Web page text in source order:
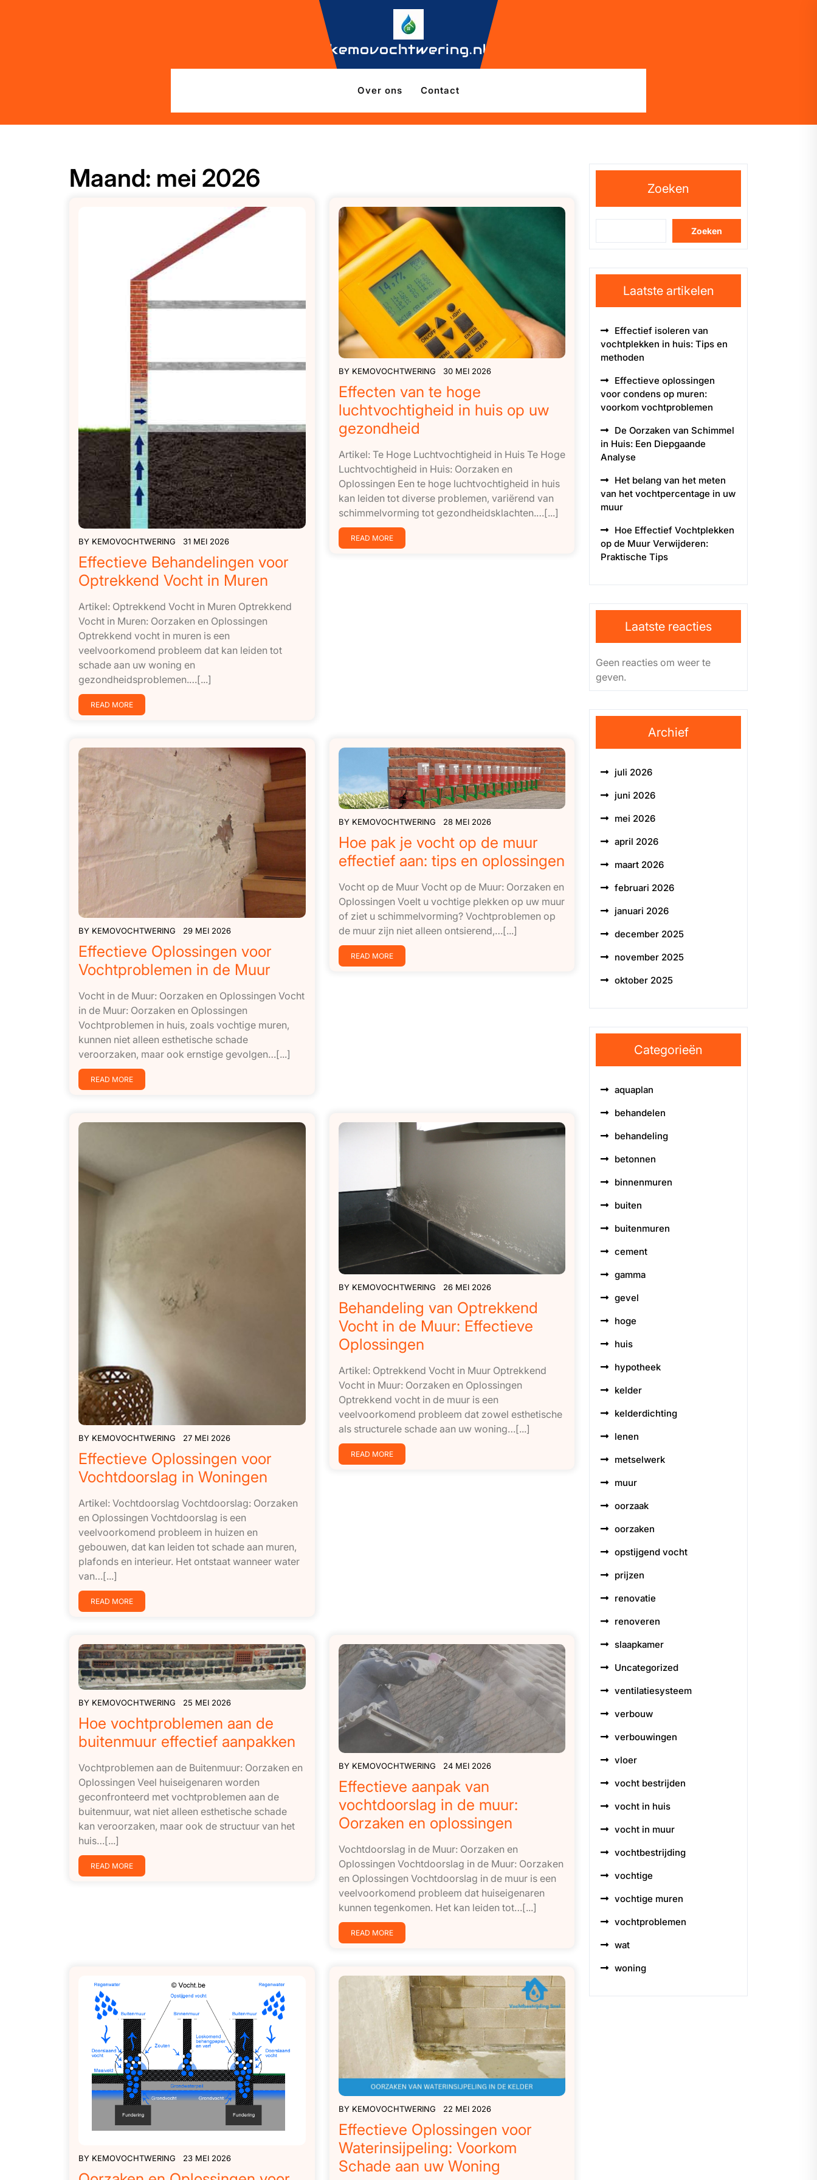
kemovochtwering.nl
Over ons Contact
Maand: mei 2026
BY KEMOVOCHTWERING 31 MEI 2026
Effectieve Behandelingen voor
Optrekkend Vocht in Muren
Artikel: Optrekkend Vocht in Muren Optrekkend
Vocht in Muren: Oorzaken en Oplossingen
Optrekkend vocht in muren is een
veelvoorkomend probleem dat kan leiden tot
schade aan uw woning en
gezondheidsproblemen.…[...]
READ MORE
BY KEMOVOCHTWERING 30 MEI 2026
Effecten van te hoge
luchtvochtigheid in huis op uw
gezondheid
Artikel: Te Hoge Luchtvochtigheid in Huis Te Hoge
Luchtvochtigheid in Huis: Oorzaken en
Oplossingen Een te hoge luchtvochtigheid in huis
kan leiden tot diverse problemen, variërend van
schimmelvorming tot gezondheidsklachten.…[...]
READ MORE
BY KEMOVOCHTWERING 29 MEI 2026
Effectieve Oplossingen voor
Vochtproblemen in de Muur
Vocht in de Muur: Oorzaken en Oplossingen Vocht
in de Muur: Oorzaken en Oplossingen
Vochtproblemen in huis, zoals vochtige muren,
kunnen niet alleen esthetische schade
veroorzaken, maar ook ernstige gevolgen…[...]
READ MORE
BY KEMOVOCHTWERING 28 MEI 2026
Hoe pak je vocht op de muur
effectief aan: tips en oplossingen
Vocht op de Muur Vocht op de Muur: Oorzaken en
Oplossingen Voelt u vochtige plekken op uw muur
of ziet u schimmelvorming? Vochtproblemen op
de muur zijn niet alleen ontsierend,…[...]
READ MORE
BY KEMOVOCHTWERING 27 MEI 2026
Effectieve Oplossingen voor
Vochtdoorslag in Woningen
Artikel: Vochtdoorslag Vochtdoorslag: Oorzaken
en Oplossingen Vochtdoorslag is een
veelvoorkomend probleem in huizen en
gebouwen, dat kan leiden tot schade aan muren,
plafonds en interieur. Het ontstaat wanneer water
van…[...]
READ MORE
BY KEMOVOCHTWERING 26 MEI 2026
Behandeling van Optrekkend
Vocht in de Muur: Effectieve
Oplossingen
Artikel: Optrekkend Vocht in Muur Optrekkend
Vocht in Muur: Oorzaken en Oplossingen
Optrekkend vocht in de muur is een
veelvoorkomend probleem dat zowel esthetische
als structurele schade aan uw woning…[...]
READ MORE
BY KEMOVOCHTWERING 25 MEI 2026
Hoe vochtproblemen aan de
buitenmuur effectief aanpakken
Vochtproblemen aan de Buitenmuur: Oorzaken en
Oplossingen Veel huiseigenaren worden
geconfronteerd met vochtproblemen aan de
buitenmuur, wat niet alleen esthetische schade
kan veroorzaken, maar ook de structuur van het
huis…[...]
READ MORE
BY KEMOVOCHTWERING 24 MEI 2026
Effectieve aanpak van
vochtdoorslag in de muur:
Oorzaken en oplossingen
Vochtdoorslag in de Muur: Oorzaken en
Oplossingen Vochtdoorslag in de Muur: Oorzaken
en Oplossingen Vochtdoorslag in de muur is een
veelvoorkomend probleem dat huiseigenaren
kunnen tegenkomen. Het kan leiden tot…[...]
READ MORE
BY KEMOVOCHTWERING 23 MEI 2026
BY KEMOVOCHTWERING 22 MEI 2026
Effectieve Oplossingen voor
Waterinsijpeling: Voorkom
Schade aan uw Woning
Zoeken
Zoeken
Laatste artikelen
Effectief isoleren van
vochtplekken in huis: Tips en
methoden
Effectieve oplossingen
voor condens op muren:
voorkom vochtproblemen
De Oorzaken van Schimmel
in Huis: Een Diepgaande
Analyse
Het belang van het meten
van het vochtpercentage in uw
muur
Hoe Effectief Vochtplekken
op de Muur Verwijderen:
Praktische Tips
Laatste reacties
Geen reacties om weer te
geven.
Archief
juli 2026
juni 2026
mei 2026
april 2026
maart 2026
februari 2026
januari 2026
december 2025
november 2025
oktober 2025
Categorieën
aquaplan
behandelen
behandeling
betonnen
binnenmuren
buiten
buitenmuren
cement
gamma
gevel
hoge
huis
hypotheek
kelder
kelderdichting
lenen
metselwerk
muur
oorzaak
oorzaken
opstijgend vocht
prijzen
renovatie
renoveren
slaapkamer
Uncategorized
ventilatiesysteem
verbouw
verbouwingen
vloer
vocht bestrijden
vocht in huis
vocht in muur
vochtbestrijding
vochtige
vochtige muren
vochtproblemen
wat
woning